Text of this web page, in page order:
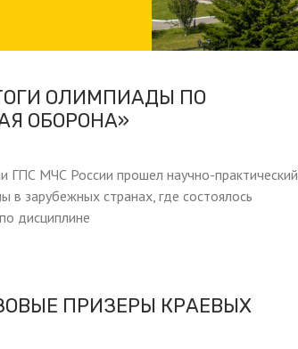
ОЛИМПИАДЫ ПО
ОБОРОНА»
ГПС МЧС России прошел научно-практический
в зарубежных странах, где состоялось
дисциплине
ПРИЗЕРЫ КРАЕВЫХ